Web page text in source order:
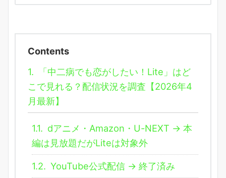
Contents
1.
「中二病でも恋がしたい！Lite」はど
こで見れる？配信状況を調査【2026年4
月最新】
1.1. dアニメ・Amazon・U-NEXT → 本
編は見放題だがLiteは対象外
1.2. YouTube公式配信 → 終了済み